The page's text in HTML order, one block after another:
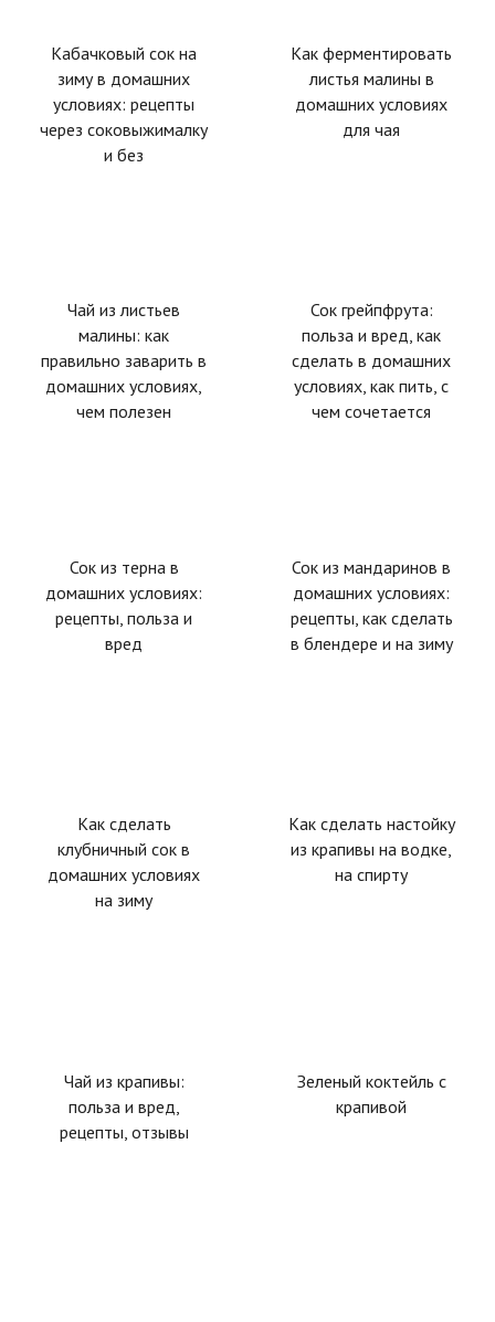
Кабачковый сок на
зиму в домашних
условиях: рецепты
через соковыжималку
и без
Как ферментировать
листья малины в
домашних условиях
для чая
Чай из листьев
малины: как
правильно заварить в
домашних условиях,
чем полезен
Сок грейпфрута:
польза и вред, как
сделать в домашних
условиях, как пить, с
чем сочетается
Сок из терна в
домашних условиях:
рецепты, польза и
вред
Сок из мандаринов в
домашних условиях:
рецепты, как сделать
в блендере и на зиму
Как сделать
клубничный сок в
домашних условиях
на зиму
Как сделать настойку
из крапивы на водке,
на спирту
Чай из крапивы:
польза и вред,
рецепты, отзывы
Зеленый коктейль с
крапивой